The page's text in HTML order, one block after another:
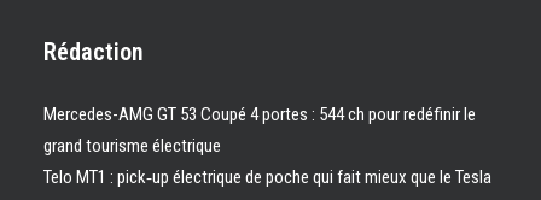
Rédaction
Mercedes-AMG GT 53 Coupé 4 portes : 544 ch pour redéfinir le
grand tourisme électrique
Telo MT1 : pick‑up électrique de poche qui fait mieux que le Tesla